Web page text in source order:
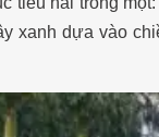
xanh dựa vào